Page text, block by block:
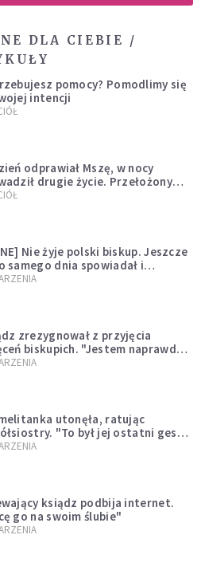
DLA CIEBIE /
pomocy? Pomodlimy się
intencji
odprawiał Mszę, w nocy
drugie życie. Przełożony
mu opuścić zakon
Nie żyje polski biskup. Jeszcze
samego dnia spowiadał i
Mszę świętą
zrezygnował z przyjęcia
biskupich. "Jestem naprawdę
utonęła, ratując
"To był jej ostatni gest
ksiądz podbija internet.
go na swoim ślubie"